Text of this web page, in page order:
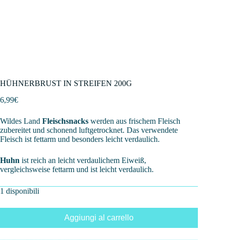
HÜHNERBRUST IN STREIFEN 200G
6,99€
Wildes Land Fleischsnacks werden aus frischem Fleisch
zubereitet und schonend luftgetrocknet. Das verwendete
Fleisch ist fettarm und besonders leicht verdaulich.
Huhn ist reich an leicht verdaulichem Eiweiß,
vergleichsweise fettarm und ist leicht verdaulich.
1 disponibili
Aggiungi al carrello